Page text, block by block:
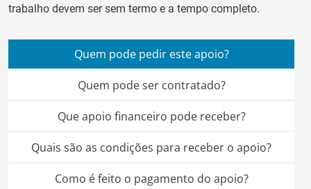
trabalho devem ser sem termo e a tempo completo.
Quem pode pedir este apoio?
Quem pode ser contratado?
Que apoio financeiro pode receber?
Quais são as condições para receber o apoio?
Como é feito o pagamento do apoio?